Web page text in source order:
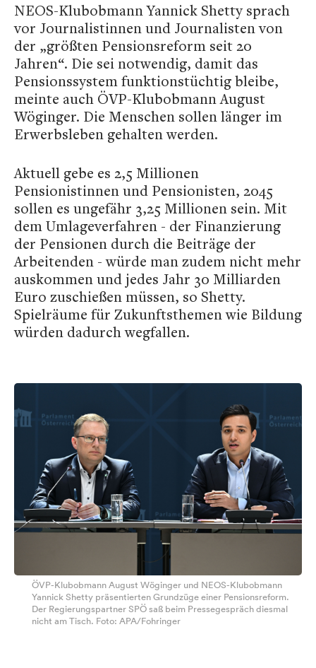
NEOS-Klubobmann Yannick Shetty sprach
vor Journalistinnen und Journalisten von
der „größten Pensionsreform seit 20
Jahren“. Die sei notwendig, damit das
Pensionssystem funktionstüchtig bleibe,
meinte auch ÖVP-Klubobmann August
Wöginger. Die Menschen sollen länger im
Erwerbsleben gehalten werden.
Aktuell gebe es 2,5 Millionen
Pensionistinnen und Pensionisten, 2045
sollen es ungefähr 3,25 Millionen sein. Mit
dem Umlageverfahren - der Finanzierung
der Pensionen durch die Beiträge der
Arbeitenden - würde man zudem nicht mehr
auskommen und jedes Jahr 30 Milliarden
Euro zuschießen müssen, so Shetty.
Spielräume für Zukunftsthemen wie Bildung
würden dadurch wegfallen.
ÖVP-Klubobmann August Wöginger und NEOS-Klubobmann
Yannick Shetty präsentierten Grundzüge einer Pensionsreform.
Der Regierungspartner SPÖ saß beim Pressegespräch diesmal
nicht am Tisch. Foto: APA/Fohringer